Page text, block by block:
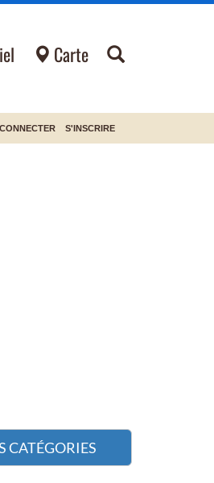
Carte
S'INSCRIRE
CATÉGORIES